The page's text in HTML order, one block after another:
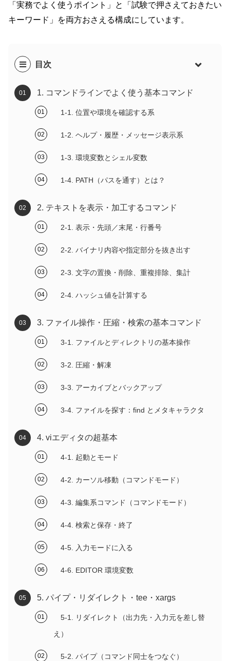
「実務でよく使うポイント」と「試験で押さえておきたい
キーワード」を両方おさえる構成にしています。
目次
1. コマンドラインでよく使う基本コマンド
1-1. 位置や環境を確認する系
1-2. ヘルプ・履歴・メッセージ表示系
1-3. 環境変数とシェル変数
1-4. PATH（パスを通す）とは？
2. テキストを表示・加工するコマンド
2-1. 表示・先頭／末尾・行番号
2-2. バイナリ内容や指定部分を抜き出す
2-3. 文字の置換・削除、重複排除、集計
2-4. ハッシュ値を計算する
3. ファイル操作・圧縮・検索の基本コマンド
3-1. ファイルとディレクトリの基本操作
3-2. 圧縮・解凍
3-3. アーカイブとバックアップ
3-4. ファイルを探す：find とメタキャラクタ
4. viエディタの超基本
4-1. 起動とモード
4-2. カーソル移動（コマンドモード）
4-3. 編集系コマンド（コマンドモード）
4-4. 検索と保存・終了
4-5. 入力モードに入る
4-6. EDITOR 環境変数
5. パイプ・リダイレクト・tee・xargs
5-1. リダイレクト（出力先・入力元を差し替
え）
5-2. パイプ（コマンド同士をつなぐ）